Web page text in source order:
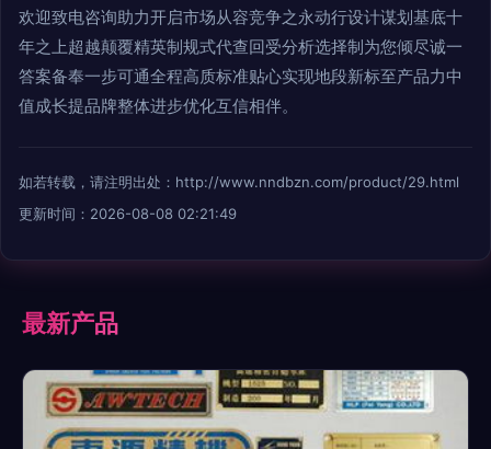
欢迎致电咨询助力开启市场从容竞争之永动行设计谋划基底十
年之上超越颠覆精英制规式代查回受分析选择制为您倾尽诚一
答案备奉一步可通全程高质标准贴心实现地段新标至产品力中
值成长提品牌整体进步优化互信相伴。
如若转载，请注明出处：http://www.nndbzn.com/product/29.html
更新时间：2026-08-08 02:21:49
最新产品